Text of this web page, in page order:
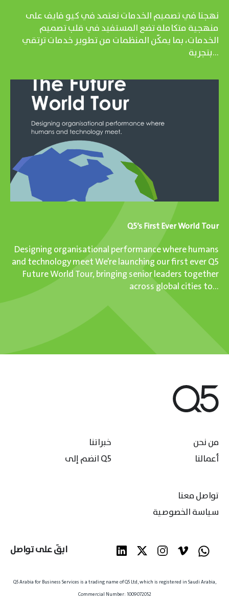
نهجنا في تصميم الخدمات نعتمد في كيو فايف على
منهجية متكاملة تضع المستفيد في قلب تصميم
الخدمات، بما يمكّن المنظمات من تطوير خدمات ترتقي
بتجربة...
Q5’s First EverWorld Tour
Designing organisational performance where humans
and technology meet We’re launching our first ever Q5
Future World Tour, bringing senior leaders together
across global cities to...
خبراتنا
انضم إلى Q5
من نحن
أعمالنا
تواصل معنا
سياسة الخصوصية
ابقَ على تواصل
Q5 Arabia for Business Services is a trading name of Q5 Ltd, which is registered in Saudi Arabia,
Commercial Number: 1009072052